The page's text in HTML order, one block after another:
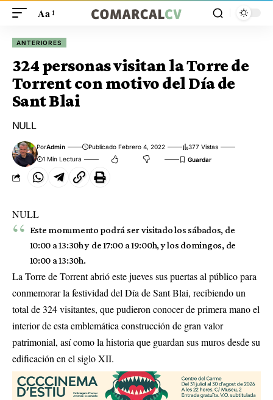
Aa
ANTERIORES
324 personas visitan la Torre de
Torrent con motivo del Día de
Sant Blai
NULL
PorAdmin Publicado Febrero 4, 2022
377 Vistas
1 Min Lectura
NULL
Este monumento podrá ser visitado los sábados, de
10:00 a 13:30h y de 17:00 a 19:00h, y los domingos, de
10:00 a 13:30h.
La Torre de Torrent abrió este jueves sus puertas al público para
conmemorar la festividad del Día de Sant Blai, recibiendo un
total de 324 visitantes, que pudieron conocer de primera mano el
interior de esta emblemática construcción de gran valor
patrimonial, así como la historia que guardan sus muros desde su
edificación en el siglo XII.